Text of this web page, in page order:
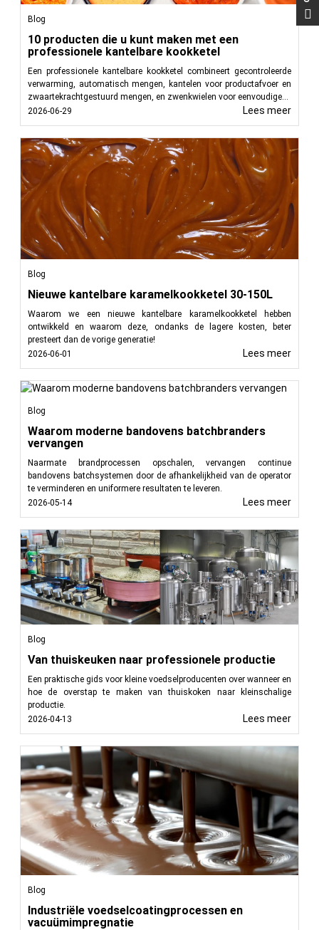
Blog
10 producten die u kunt maken met een
professionele kantelbare kookketel
Een professionele kantelbare kookketel combineert gecontroleerde
verwarming, automatisch mengen, kantelen voor productafvoer en
zwaartekrachtgestuurd mengen, en zwenkwielen voor eenvoudige...
2026-06-29
Lees meer
Blog
Nieuwe kantelbare karamelkookketel 30-150L
Waarom we een nieuwe kantelbare karamelkookketel hebben
ontwikkeld en waarom deze, ondanks de lagere kosten, beter
presteert dan de vorige generatie!
2026-06-01
Lees meer
Blog
Waarom moderne bandovens batchbranders
vervangen
Naarmate brandprocessen opschalen, vervangen continue
bandovens batchsystemen door de afhankelijkheid van de operator
te verminderen en uniformere resultaten te leveren.
2026-05-14
Lees meer
Blog
Van thuiskeuken naar professionele productie
Een praktische gids voor kleine voedselproducenten over wanneer en
hoe de overstap te maken van thuiskoken naar kleinschalige
productie.
2026-04-13
Lees meer
Blog
Industriële voedselcoatingprocessen en
vacuümimpregnatie